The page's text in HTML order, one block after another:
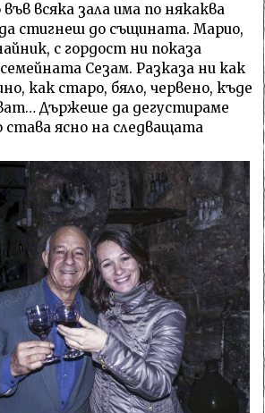
всяка зала има по някаква
стигнеш до същината. Марио,
с гордост ни показа
Сезам. Разказа ни как
как старо, бяло, червено, къде
Държеше да дегустираме
става ясно на следващата